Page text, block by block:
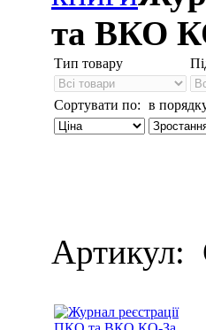
та ВКО
Тип товару
Сортувати по: в
Артикул: